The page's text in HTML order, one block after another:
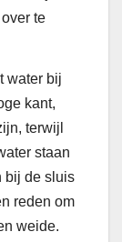
te
water bij
kant,
terwijl
staan
bij de sluis
reden om
weide.